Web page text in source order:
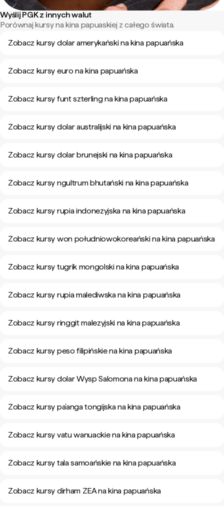
Wyślij PGK z innych walut
Porównaj kursy na kina papuaskiej z całego świata.
Zobacz kursy dolar amerykański na kina papuańska
Zobacz kursy euro na kina papuańska
Zobacz kursy funt szterling na kina papuańska
Zobacz kursy dolar australijski na kina papuańska
Zobacz kursy dolar brunejski na kina papuańska
Zobacz kursy ngultrum bhutański na kina papuańska
Zobacz kursy rupia indonezyjska na kina papuańska
Zobacz kursy won południowokoreański na kina papuańska
Zobacz kursy tugrik mongolski na kina papuańska
Zobacz kursy rupia malediwska na kina papuańska
Zobacz kursy ringgit malezyjski na kina papuańska
Zobacz kursy peso filipińskie na kina papuańska
Zobacz kursy dolar Wysp Salomona na kina papuańska
Zobacz kursy pa’anga tongijska na kina papuańska
Zobacz kursy vatu wanuackie na kina papuańska
Zobacz kursy tala samoańskie na kina papuańska
Zobacz kursy dirham ZEA na kina papuańska